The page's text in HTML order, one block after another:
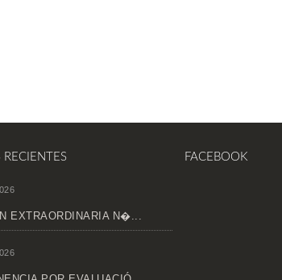
EXTRAORDINARIA N�...
FACEBOOK